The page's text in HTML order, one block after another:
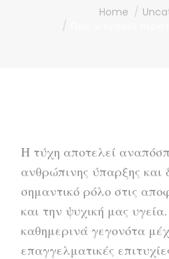
Home
Η τύχη αποτελεί
ανθρώπινης ύπαρξης και
σημαντικό ρόλο στις
και την ψυχική μας
καθημερινά γεγονότα
επαγγελματικές